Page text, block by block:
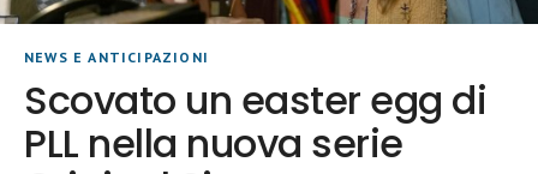
NEWS E ANTICIPAZIONI
Scovato un easter egg di
PLL nella nuova serie